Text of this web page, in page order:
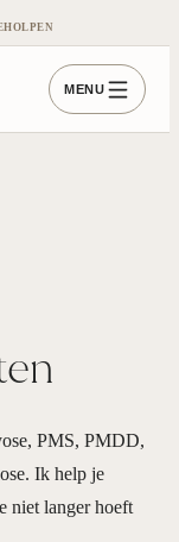
MENU
PMS, PMDD,
Ik help je
niet langer hoeft